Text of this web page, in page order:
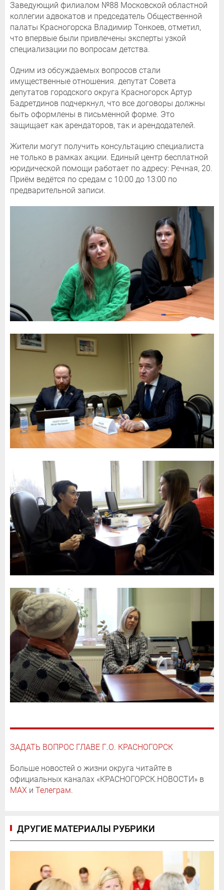
Заведующий филиалом №88 Московской областной
коллегии адвокатов и председатель Общественной
палаты Красногорска Владимир Тонкоев, отметил,
что впервые были привлечены эксперты узкой
специализации по вопросам детства.
Одним из обсуждаемых вопросов стали
имущественные отношения. депутат Совета
депутатов городского округа Красногорск Артур
Бадретдинов подчеркнул, что все договоры должны
быть оформлены в письменной форме. Это
защищает как арендаторов, так и арендодателей.
Жители могут получить консультацию специалиста
не только в рамках акции. Единый центр бесплатной
юридической помощи работает по адресу: Речная, 20.
Приём ведётся по средам с 10:00 до 13:00 по
предварительной записи.
ЗАДАТЬ ВОПРОС ГЛАВЕ Г.О. КРАСНОГОРСК
Больше новостей о жизни округа читайте в
официальных каналах «КРАСНОГОРСК.НОВОСТИ» в
MAX и Телеграм.
ДРУГИЕ МАТЕРИАЛЫ РУБРИКИ